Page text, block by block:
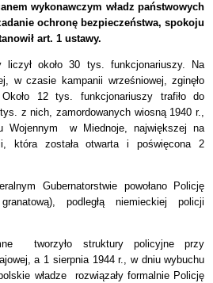
wykonawczym władz państwowych
ochronę bezpieczeństwa, spokoju
art. 1 ustawy.
około 30 tys. funkcjonariuszy. Na
w czasie kampanii wrześniowej, zginęło
12 tys. funkcjonariuszy trafiło do
z nich, zamordowanych wiosną 1940 r.,
Wojennym w Miednoje, największej na
która została otwarta i poświęcona 2
Gubernatorstwie powołano Policję
podległą niemieckiej policji
tworzyło struktury policyjne przy
a 1 sierpnia 1944 r., w dniu wybuchu
władze rozwiązały formalnie Policję